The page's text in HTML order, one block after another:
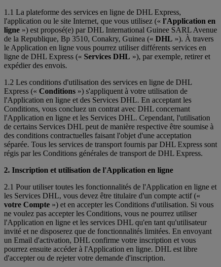
1.1 La plateforme des services en ligne de DHL Express,
l'application ou le site Internet, que vous utilisez (« l'Application en
ligne ») est proposé(e) par DHL International Guinee SARL Avenue
de la Republique, Bp 3510, Conakry, Guinea (« DHL »). À travers
le Application en ligne vous pourrez utiliser différents services en
ligne de DHL Express (« Services DHL »), par exemple, retirer et
expédier des envois.
1.2 Les conditions d'utilisation des services en ligne de DHL
Express (« Conditions ») s'appliquent à votre utilisation de
l'Application en ligne et des Services DHL. En acceptant les
Conditions, vous concluez un contrat avec DHL concernant
l'Application en ligne et les Services DHL. Cependant, l'utilisation
de certains Services DHL peut de manière respective être soumise à
des conditions contractuelles faisant l'objet d'une acceptation
séparée. Tous les services de transport fournis par DHL Express sont
régis par les Conditions générales de transport de DHL Express.
2. Inscription et utilisation de l'Application en ligne
2.1 Pour utiliser toutes les fonctionnalités de l'Application en ligne et
les Services DHL, vous devez être titulaire d'un compte actif («
votre Compte ») et en accepter les Conditions d'utilisation. Si vous
ne voulez pas accepter les Conditions, vous ne pourrez utiliser
l'Application en ligne et les services DHL qu'en tant qu'utilisateur
invité et ne disposerez que de fonctionnalités limitées. En envoyant
un Email d'activation, DHL confirme votre inscription et vous
pourrez ensuite accéder à l'Application en ligne. DHL est libre
d'accepter ou de rejeter votre demande d'inscription.